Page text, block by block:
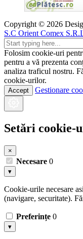
Copyright © 2026
S.C Orient Comex
Folosim cookie-uri
pentru a vă prezenta
analiza traficul nostru.
cookie-urilor.
Accept Gestionare
Setări cookie-
×
Necesare 0
▾
Cookie-urile necesare
(navigare, securitate).
Preferințe 0
▾